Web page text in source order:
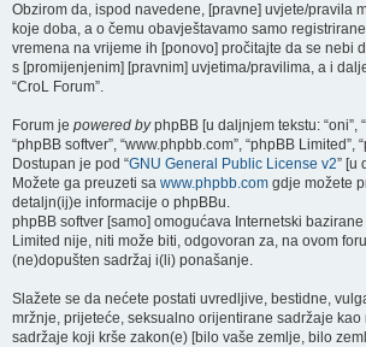
Obzirom da, ispod navedene, [pravne] uvjete/pravila
koje doba, a o čemu obavještavamo samo
vremena na vrijeme ih [ponovo] pročitajte da se nebi
s [promijenjenim] [pravnim] uvjetima/pravilima, a i
“CroL Forum”.
Forum je powered byphpBB [u daljnjem tekstu: “oni”,
“phpBB softver”, “www.phpbb.com”, “phpBB Limited”,
Dostupan je pod “GNU General Public License v2” [u
Možete ga preuzeti sa www.phpbb.com gdje možete
detaljn(ij)e informacije o phpBBu.
phpBB softver [samo] omogućava Internetski
Limited nije, niti može biti, odgovoran za, na ovom
(ne)dopušten sadržaj i(li) ponašanje.
Slažete se da nećete postati uvredljive, bestidne,
mržnje, prijeteće, seksualno orijentirane sadržaje kao
sadržaje koji krše zakon(e) [bilo vaše zemlje, bilo